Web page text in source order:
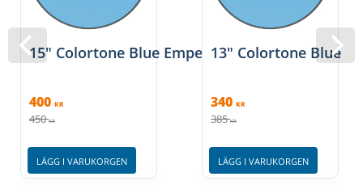
15" Colortone Blue Emperor pukskinn, Remo
400 KR
450 KR
LÄGG I VARUKORGEN
13" Colortone Blue
340 KR
385 KR
LÄGG I VARUKORGEN